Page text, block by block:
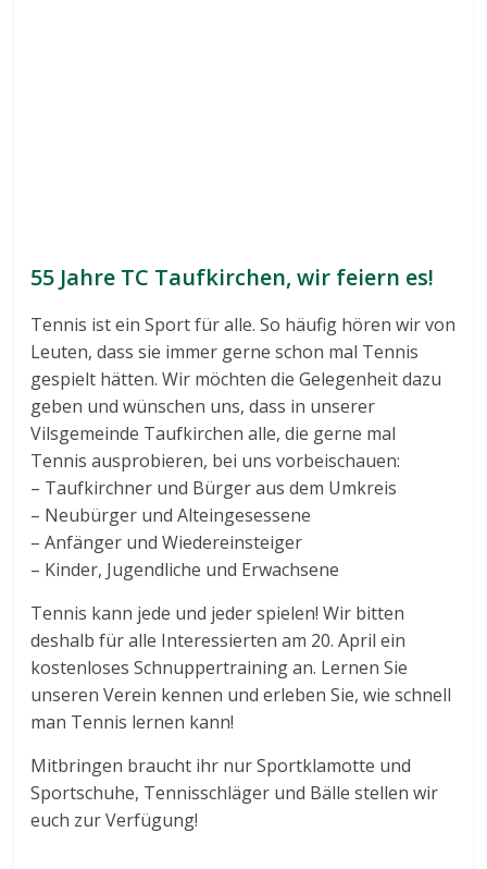
55 Jahre TC Taufkirchen, wir feiern es!
Tennis ist ein Sport für alle. So häufig hören wir von
Leuten, dass sie immer gerne schon mal Tennis
gespielt hätten. Wir möchten die Gelegenheit dazu
geben und wünschen uns, dass in unserer
Vilsgemeinde Taufkirchen alle, die gerne mal
Tennis ausprobieren, bei uns vorbeischauen:
– Taufkirchner und Bürger aus dem Umkreis
– Neubürger und Alteingesessene
– Anfänger und Wiedereinsteiger
– Kinder, Jugendliche und Erwachsene
Tennis kann jede und jeder spielen! Wir bitten
deshalb für alle Interessierten am 20. April ein
kostenloses Schnuppertraining an. Lernen Sie
unseren Verein kennen und erleben Sie, wie schnell
man Tennis lernen kann!
Mitbringen braucht ihr nur Sportklamotte und
Sportschuhe, Tennisschläger und Bälle stellen wir
euch zur Verfügung!